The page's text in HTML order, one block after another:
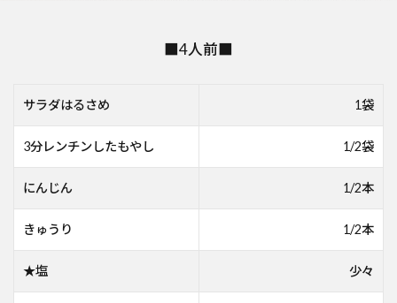
■4人前■
サラダはるさめ 1袋
3分レンチンしたもやし 1/2袋
にんじん 1/2本
きゅうり 1/2本
★塩 少々